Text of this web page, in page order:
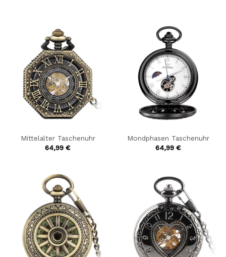
Mittelalter Taschenuhr
64,99 €
Mondphasen Taschenuhr
64,99 €